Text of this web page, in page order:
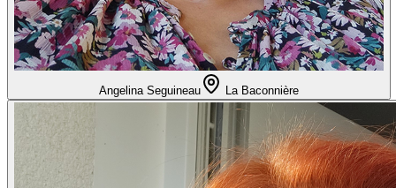
Angelina Seguineau La Baconnière